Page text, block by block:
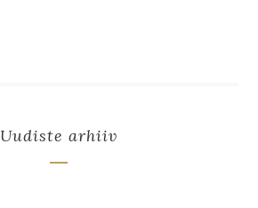
Uudiste arhiiv